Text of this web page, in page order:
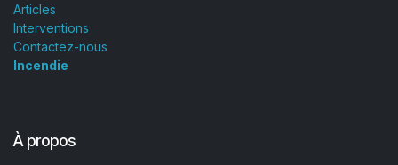
Articles
Interventions
Contactez-nous
Incendie
À propos